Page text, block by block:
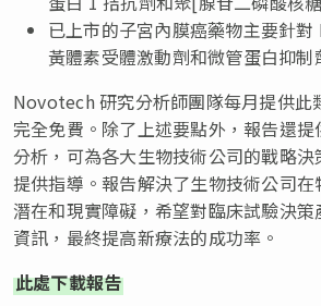
已上市的子宮內膜癌藥物主要針對
黃體素受體激動劑和微管蛋白抑制
Novotech 研究分析師團隊每月提供此
完全免費。除了上述要點外，報告還提
分析，可為各大生物技術公司的戰略
提供指導。報告解決了生物技術公司
潛在和現實障礙，希望對臨床試驗決
資訊，最終提高新療法的成功率。
此處下載報告